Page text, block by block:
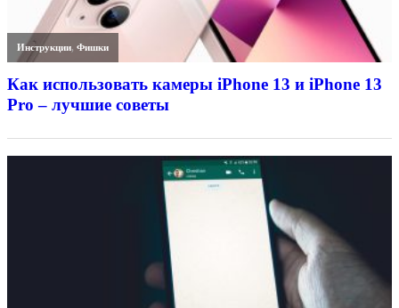
Инструкции,Фишки
Как использовать камеры iPhone 13 и iPhone 13
Pro – лучшие советы